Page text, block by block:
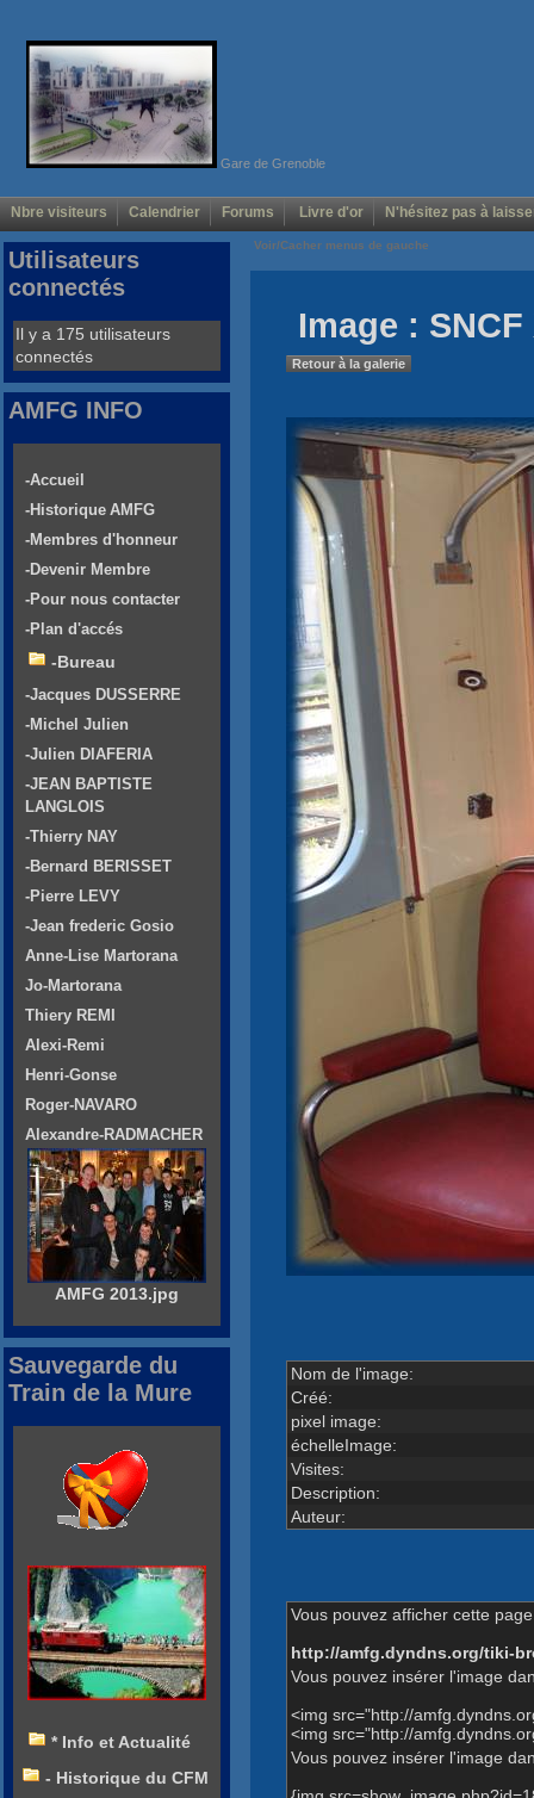
Gare de Grenoble
Nbre visiteurs Calendrier Forums Livre d'or N'hésitez pas à
Voir/Cacher menus de gauche
Image :
Retour à la galerie
Nom de l'image:
Créé:
pixel image:
échelleImage:
Visites:
Description:
Auteur:
Vous pouvez afficher cette
http://amfg.dyndns.org/tiki-
Vous pouvez insérer l'image
<img src="http://
<img src="http://
Vous pouvez insérer l'image
Utilisateurs
connectés
Il y a 175 utilisateurs
connectés
AMFG INFO
-Accueil
-Historique AMFG
-Membres d'honneur
-Devenir Membre
-Pour nous contacter
-Plan d'accés
-Bureau
-Jacques DUSSERRE
-Michel Julien
-Julien DIAFERIA
-JEAN BAPTISTE
LANGLOIS
-Thierry NAY
-Bernard BERISSET
-Pierre LEVY
-Jean frederic Gosio
Anne-Lise Martorana
Jo-Martorana
Thiery REMI
Alexi-Remi
Henri-Gonse
Roger-NAVARO
Alexandre-RADMACHER
AMFG 2013.jpg
Sauvegarde du
Train de la Mure
* Info et Actualité
- Historique du CFM